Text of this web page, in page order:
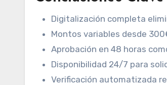
Digitalización completa
Montos variables desde
Aprobación en 48 horas
Disponibilidad 24/7 para
Verificación automatizada